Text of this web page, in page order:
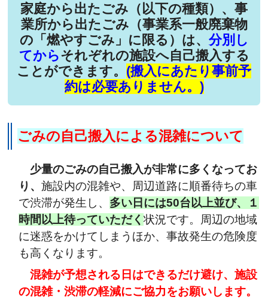
家庭から出たごみ（以下の種類）、事
業所から出たごみ（事業系一般廃棄物
の「燃やすごみ」に限る）は、 分別し
てからそれぞれの施設へ自己搬入する
ことができます。 (搬入にあたり事前予
約は必要ありません。)
ごみの自己搬入による混雑について
少量のごみの自己搬入が非常に多くなってお
り、施設内の混雑や、周辺道路に順番待ちの車
で渋滞が発生し、 多い日には50台以上並び、１
時間以上待っていただく状況です。周辺の地域
に迷惑をかけてしまうほか、事故発生の危険度
も高くなります。
混雑が予想される日はできるだけ避け、施設
の混雑・渋滞の軽減にご協力をお願いします。